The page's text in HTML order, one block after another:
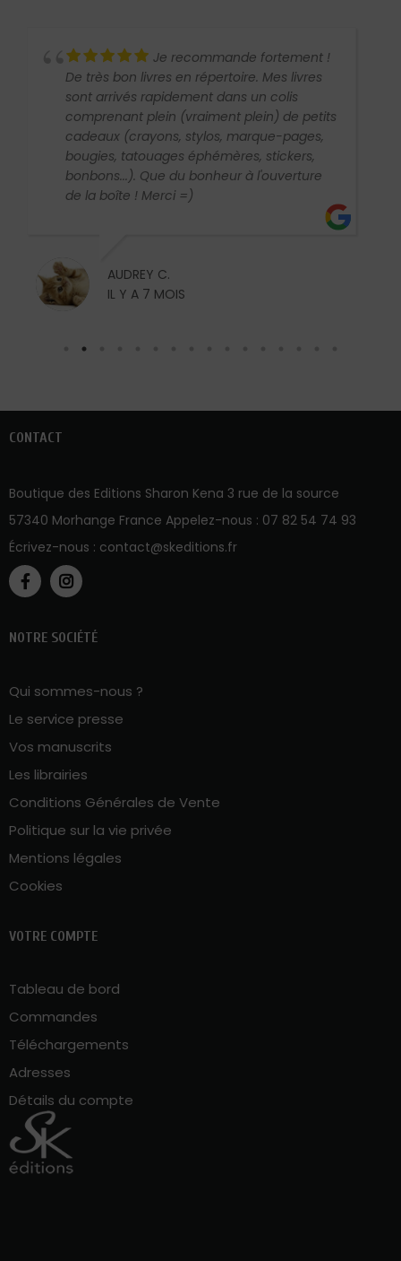
Je recommande fortement !
De très bon livres en répertoire. Mes livres
sont arrivés rapidement dans un colis
comprenant plein (vraiment plein) de petits
cadeaux (crayons, stylos, marque-pages,
bougies, tatouages éphémères, stickers,
bonbons...). Que du bonheur à l'ouverture
de la boîte ! Merci =)
AUDREY C.
IL Y A 7 MOIS
CONTACT
Boutique des Editions Sharon Kena 3 rue de la source
57340 Morhange France Appelez-nous : 07 82 54 74 93
Écrivez-nous : contact@skeditions.fr
NOTRE SOCIÉTÉ
Qui sommes-nous ?
Le service presse
Vos manuscrits
Les librairies
Conditions Générales de Vente
Politique sur la vie privée
Mentions légales
Cookies
VOTRE COMPTE
Tableau de bord
Commandes
Téléchargements
Adresses
Détails du compte